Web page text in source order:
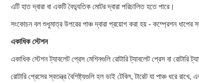
এটি হাত দ্বারা বা একটি বৈদ্যুতিক মোটর দ্বারা পরিচালিত হতে পারে।
সংকোচন বল শুধুমাত্র উপরের পাঞ্চ দ্বারা প্রয়োগ করা হয় - কম্প্রেশন ধাপের
একাধিক স্টেশন
একাধিক স্টেশন ট্যাবলেট প্রেস মেশিনগুলি রোটারি ট্যাবলেট প্রেস বা রোটারি
রোটারি প্রেসের স্বতন্ত্র বৈশিষ্ট্যগুলি হল ডাই টেবিল, টারেট যা পাঞ্চ ধরে